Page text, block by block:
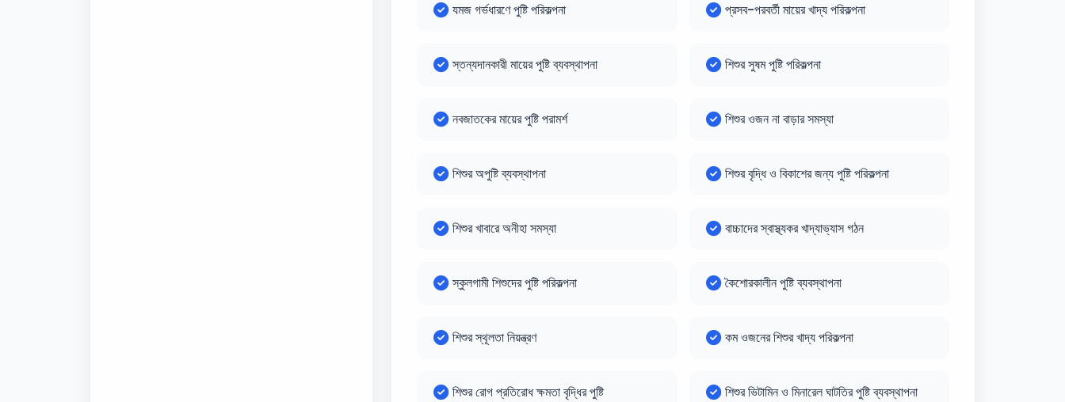
যমজ গর্ভধারণে পুষ্টি পরিকল্পনা প্রসব-পরবর্তী মায়ের খাদ্য পরিকল্পনা
স্তন্যদানকারী মায়ের পুষ্টি ব্যবস্থাপনা শিশুর সুষম পুষ্টি পরিকল্পনা
নবজাতকের মায়ের পুষ্টি পরামর্শ শিশুর ওজন না বাড়ার সমস্যা
শিশুর অপুষ্টি ব্যবস্থাপনা শিশুর বৃদ্ধি ও বিকাশের জন্য পুষ্টি পরিকল্পনা
শিশুর খাবারে অনীহা সমস্যা বাচ্চাদের স্বাস্থ্যকর খাদ্যাভ্যাস গঠন
স্কুলগামী শিশুদের পুষ্টি পরিকল্পনা কৈশোরকালীন পুষ্টি ব্যবস্থাপনা
শিশুর স্থূলতা নিয়ন্ত্রণ কম ওজনের শিশুর খাদ্য পরিকল্পনা
শিশুর রোগ প্রতিরোধ ক্ষমতা বৃদ্ধির পুষ্টি শিশুর ভিটামিন ও মিনারেল ঘাটতির পুষ্টি ব্যবস্থাপনা